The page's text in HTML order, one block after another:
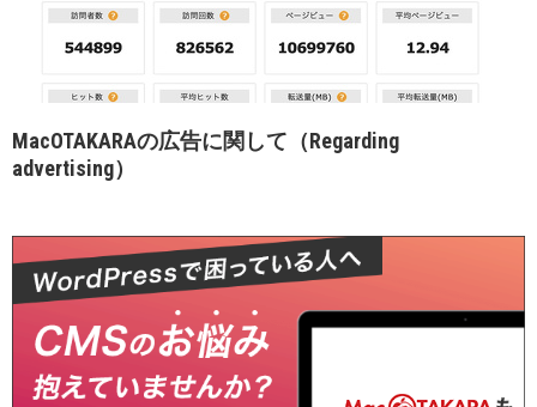
MacOTAKARAの広告に関して（Regarding
advertising）